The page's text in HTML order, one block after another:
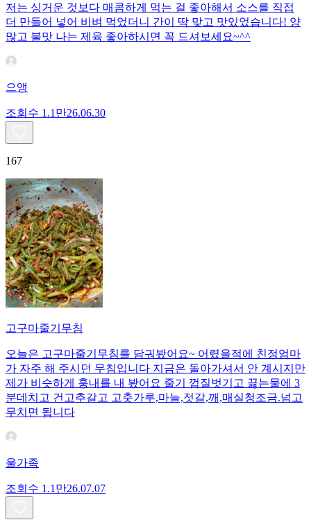
저는 싱거운 것보다 매콤하게 먹는 걸 좋아해서 소스를 직접
더 만들어 넣어 비벼 먹었더니 간이 딱 맞고 맛있었습니다! 양
많고 불맛 나는 제육 좋아하시면 꼭 드셔보세요~^^
으앵
조회수 1.1만26.06.30
167
고구마줄기무침
오늘은 고구마줄기무침를 담궈봤어요~ 어렸을적에 친정엄마
가 자주 해 주시던 무침입니다 지금은 돌아가셔서 안 계시지만
제가 비슷하게 훙내를 내 봤어요 줄기 껍질벗기고 끓는물에 3
분데치고 건고추갈고 고춧가루,마늘,젓갈,깨,매실청조금.넘고
무치면 됩니다
울가족
조회수 1.1만26.07.07